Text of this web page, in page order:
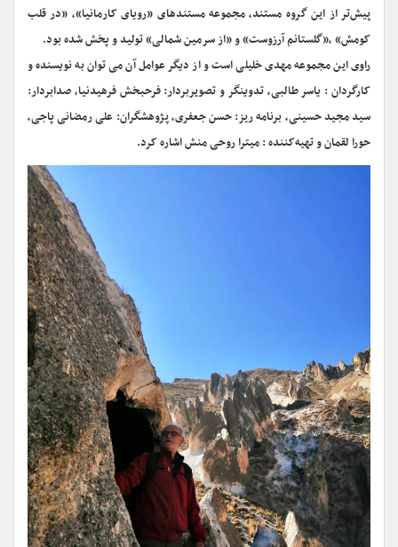
پیش‌تر از این گروه مستند، مجموعه مستندهای «رویای کارمانیا»، «در قلب
کومش» ،«گلستانم آرزوست» و «از سرمین شمالی» تولید و پخش شده بود.
‎راوی این مجموعه مهدی خلیلی است و از دیگر عوامل آن می توان به نویسنده و
کارگردان : یاسر طالبی، تدوینگر و تصویربردار: فرحبخش فرهیدنیا، صدابردار:
سید مجید حسینی، برنامه ریز: حسن جعفری، پژوهشگران: علی رمضانی پاجی،
حورا لقمان و تهیه‌کننده : میترا روحی منش اشاره کرد.